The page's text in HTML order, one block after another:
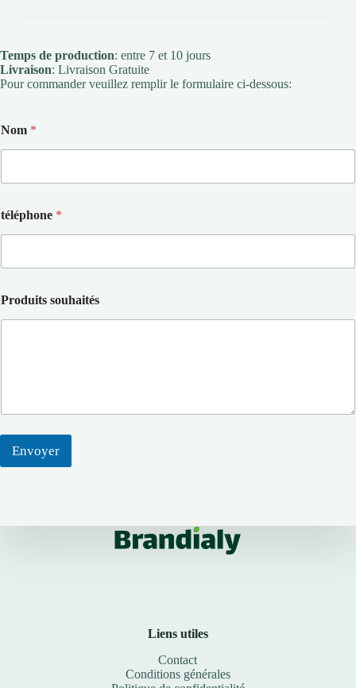
Temps de production: entre 7 et 10 jours
Livraison: Livraison Gratuite
Pour commander veuillez remplir le formulaire ci-dessous:
Nom *
téléphone *
Produits souhaités
Envoyer
Liens utiles
Contact
Conditions générales